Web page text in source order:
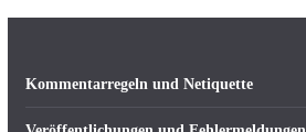
Kommentarregeln und Netiquette